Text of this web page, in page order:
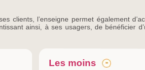
clients, l’enseigne permet également
ainsi, à ses usagers, de bénéficier
Les moins